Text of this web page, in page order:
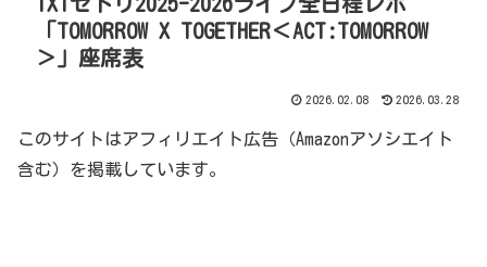
「TOMORROW X TOGETHER＜ACT:TOMORROW
＞」座席表
2026.02.08 2026.03.28
このサイトはアフィリエイト広告（Amazonアソシエイト
含む）を掲載しています。